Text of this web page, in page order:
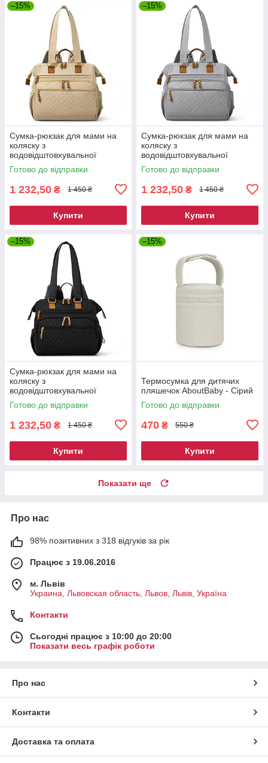
–15%
Сумка-рюкзак для мами на
коляску з
водовідштовхувальної
тканини - Бежевий
Готово до відправки
1 232,50 ₴ 1 450 ₴
Купити
–15%
Сумка-рюкзак для мами на
коляску з
водовідштовхувальної
тканини - Cірий
Готово до відправки
1 232,50 ₴ 1 450 ₴
Купити
–15%
Сумка-рюкзак для мами на
коляску з
водовідштовхувальної
тканини - Чорний
Готово до відправки
1 232,50 ₴ 1 450 ₴
Купити
–15%
Термосумка для дитячих
пляшечок AboutBaby - Сірий
Готово до відправки
470 ₴ 550 ₴
Купити
Показати ще
Про нас
98% позитивних з 318 відгуків за рік
Працює з 19.06.2016
м. Львів
Украина, Львовская область, Львов, Львів, Україна
Контакти
Сьогодні працює з 10:00 до 20:00
Показати весь графік роботи
Про нас
Контакти
Доставка та оплата